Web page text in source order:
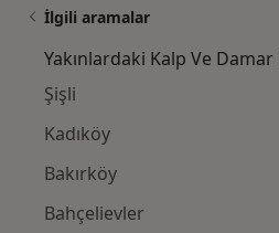
İlgili aramalar
Yakınlardaki Kalp Ve Damar
Şişli
Kadıköy
Bakırköy
Bahçelievler